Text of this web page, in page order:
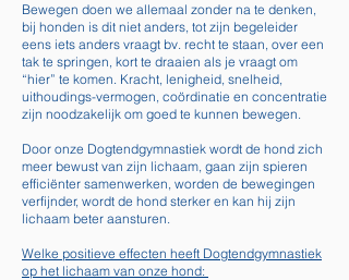
Bewegen doen we allemaal zonder na te denken,
bij honden is dit niet anders, tot zijn begeleider
eens iets anders vraagt bv. recht te staan, over een
tak te springen, kort te draaien als je vraagt om
“hier” te komen. Kracht, lenigheid, snelheid,
uithoudings-vermogen, coördinatie en concentratie
zijn noodzakelijk om goed te kunnen bewegen.
Door onze Dogtendgymnastiek wordt de hond zich
meer bewust van zijn lichaam, gaan zijn spieren
efficiënter samenwerken, worden de bewegingen
verfijnder, wordt de hond sterker en kan hij zijn
lichaam beter aansturen.
Welke positieve effecten heeft Dogtendgymnastiek
op het lichaam van onze hond: